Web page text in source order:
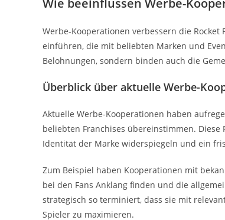
Wie beeinflussen Werbe-
Werbe-Kooperationen verbessern die
einführen, die mit beliebten Marken und
Belohnungen, sondern binden auch die
Überblick über aktuelle Werbe-
Aktuelle Werbe-Kooperationen haben
beliebten Franchises übereinstimmen.
Identität der Marke widerspiegeln und ein
Zum Beispiel haben Kooperationen mit
bei den Fans Anklang finden und die
strategisch so terminiert, dass sie mit
Spieler zu maximieren.